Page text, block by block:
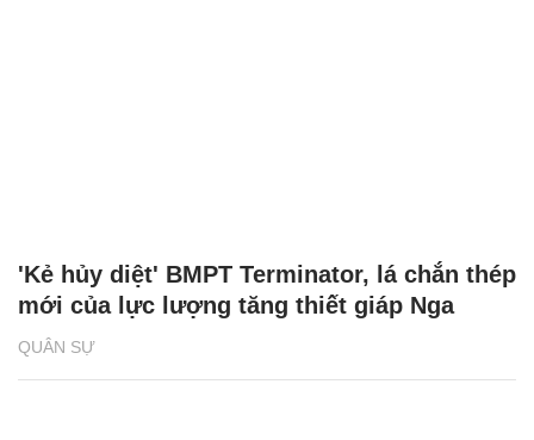
QUÂN SỰ
'Kẻ hủy diệt' BMPT Terminator, lá chắn thép
mới của lực lượng tăng thiết giáp Nga